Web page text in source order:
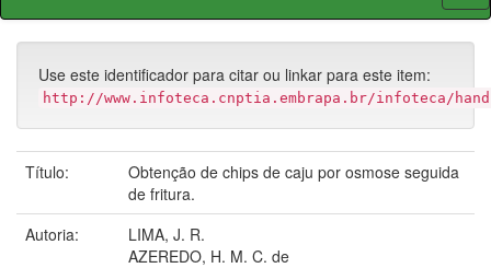
Use este identificador para citar ou linkar para este item:
http://www.infoteca.cnptia.embrapa.br/infoteca/
Título:
Obtenção de chips de caju por osmose seguida
de fritura.
Autoria:
LIMA, J. R.
AZEREDO, H. M. C. de